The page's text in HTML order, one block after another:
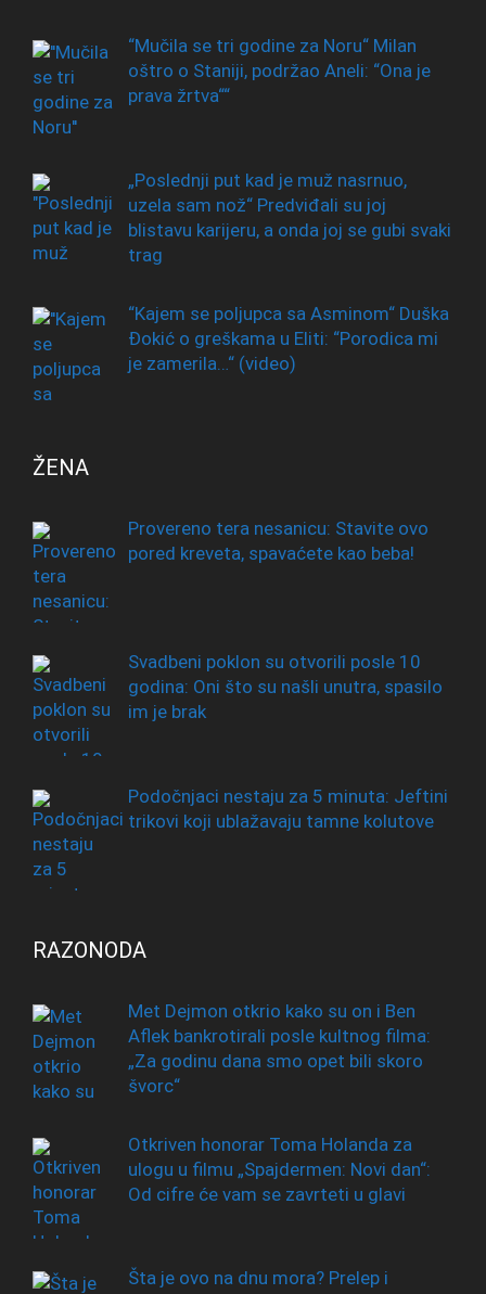
“Mučila se tri godine za Noru“ Milan
oštro o Staniji, podržao Aneli: “Ona je
prava žrtva““
„Poslednji put kad je muž nasrnuo,
uzela sam nož“ Predviđali su joj
blistavu karijeru, a onda joj se gubi svaki
trag
“Kajem se poljupca sa Asminom“ Duška
Đokić o greškama u Eliti: “Porodica mi
je zamerila…“ (video)
ŽENA
Provereno tera nesanicu: Stavite ovo
pored kreveta, spavaćete kao beba!
Svadbeni poklon su otvorili posle 10
godina: Oni što su našli unutra, spasilo
im je brak
Podočnjaci nestaju za 5 minuta: Jeftini
trikovi koji ublažavaju tamne kolutove
RAZONODA
Met Dejmon otkrio kako su on i Ben
Aflek bankrotirali posle kultnog filma:
„Za godinu dana smo opet bili skoro
švorc“
Otkriven honorar Toma Holanda za
ulogu u filmu „Spajdermen: Novi dan“:
Od cifre će vam se zavrteti u glavi
Šta je ovo na dnu mora? Prelep i